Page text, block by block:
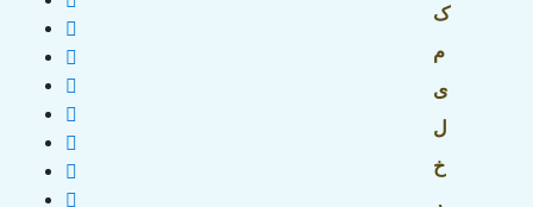
ک
م
ی
ل
خ